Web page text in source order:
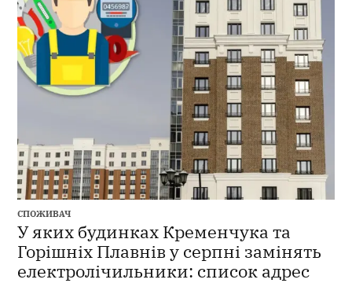
СПОЖИВАЧ
У яких будинках Кременчука та
Горішніх Плавнів у серпні замінять
електролічильники: список адрес